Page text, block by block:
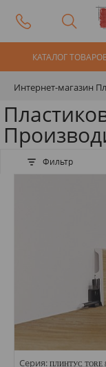
КАТАЛОГ
Интернет-магазин
Фильтр
Серия: ПЛИНТУС TORE